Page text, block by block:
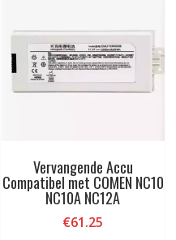
Vervangende Accu
Compatibel met COMEN NC10
NC10A NC12A
€61.25